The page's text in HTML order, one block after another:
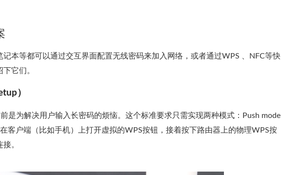
本等都可以通过交互界面配置无线密码来加入网络，或者通过WPS 、NFC等快
它们。
）
是为解决用户输入长密码的烦恼。这个标准要求只需实现两种模式：Push mode
客户端（比如手机）上打开虚拟的WPS按钮，接着按下路由器上的物理WPS按
。